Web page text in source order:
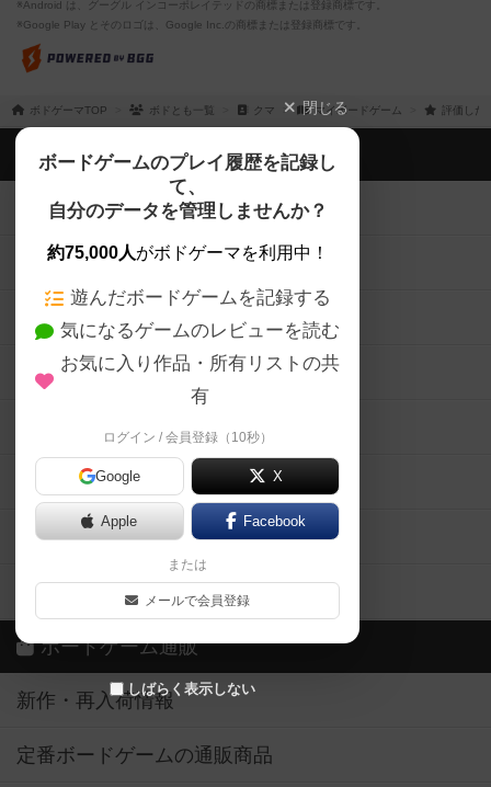
※Android は、グーグル インコーポレイテッドの商標または登録商標です。
※Google Play とそのロゴは、Google Inc.の商標または登録商標です。
ボドゲーマTOP ボドとも一覧 クマ マイボードゲーム 評価した
閉じる
ボードゲームのプレイ履歴を記録し
て、
自分のデータを管理しませんか？
約75,000人がボドゲーマを利用中！
遊んだボードゲームを記録する
気になるゲームのレビューを読む
お気に入り作品・所有リストの共
有
ログイン / 会員登録（10秒）
Google X
Apple Facebook
または
メールで会員登録
しばらく表示しない
ボドゲーマTOP
ボードゲームを検索する
ボードゲームの新着レビュー
ボードゲーム会情報
メカニクス特集
掲示板・トピックス
ボドとも・会員一覧
ボードゲーム業界コラム
ボドゲーマご利用案内
ボードゲーム通販
新作・再入荷情報
定番ボードゲームの通販商品